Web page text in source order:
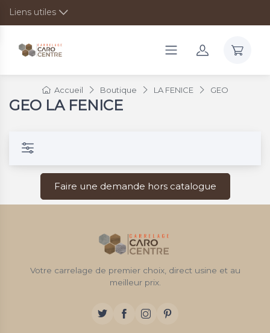
Liens utiles
Accueil Boutique LA FENICE GEO
GEO LA FENICE
Faire une demande hors catalogue
Votre carrelage de premier choix, direct usine et au
meilleur prix.